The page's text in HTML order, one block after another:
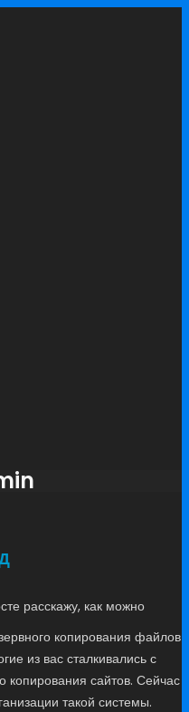
расскажу, как можно
копирования файлов
из вас сталкивались с
копирования сайтов. Сейчас
такой системы.